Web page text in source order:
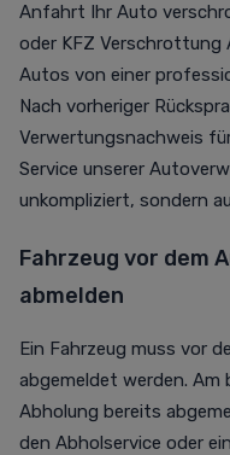
Anfahrt Ihr Auto
oder KFZ Verschrottung
Autos von einer
Nach vorheriger
Verwertungsnachweis
Service unserer
unkompliziert, sondern
Fahrzeug vor dem
abmelden
Ein Fahrzeug muss vor
abgemeldet werden.
Abholung bereits
den Abholservice oder